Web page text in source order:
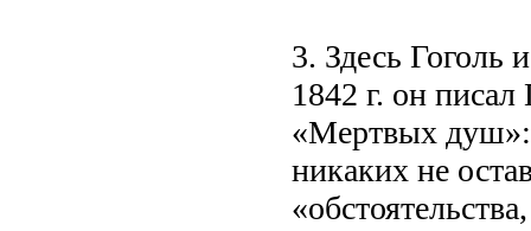
3. Здесь Гоголь
1842 г. он
«Мертвых
никаких не